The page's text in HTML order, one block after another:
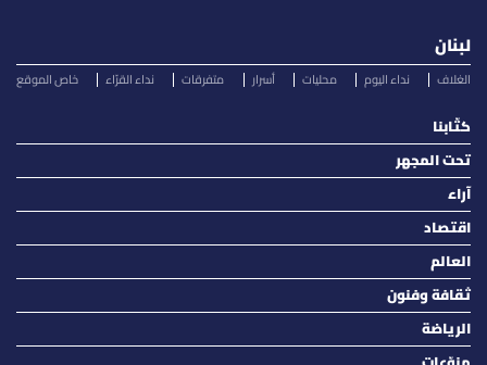
لبنان
الغلاف نداء اليوم محليات أسرار متفرقات نداء القرّاء خاص الموقع
كتّابنا
تحت المجهر
آراء
اقتصاد
العالم
ثقافة وفنون
الرياضة